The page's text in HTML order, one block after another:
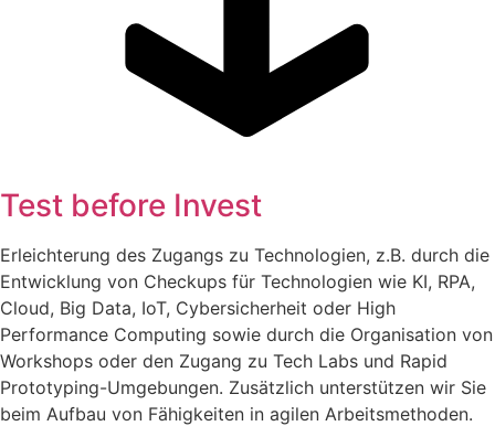
Test before Invest
Erleichterung des Zugangs zu Technologien, z.B. durch die
Entwicklung von Checkups für Technologien wie KI, RPA,
Cloud, Big Data, IoT, Cybersicherheit oder High
Performance Computing sowie durch die Organisation von
Workshops oder den Zugang zu Tech Labs und Rapid
Prototyping-Umgebungen. Zusätzlich unterstützen wir Sie
beim Aufbau von Fähigkeiten in agilen Arbeitsmethoden.